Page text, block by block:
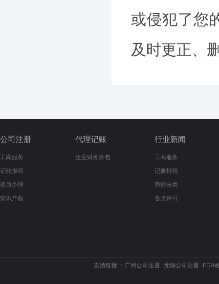
或侵犯了您
及时更正、
公司注册
工商服务
记账报税
资质办理
知识产权
代理记账
企业财务外包
行业新闻
工商服务
记账报税
商标分类
各类许可
友情链接 ： 广州公司注册 无锡公司注册 FDA